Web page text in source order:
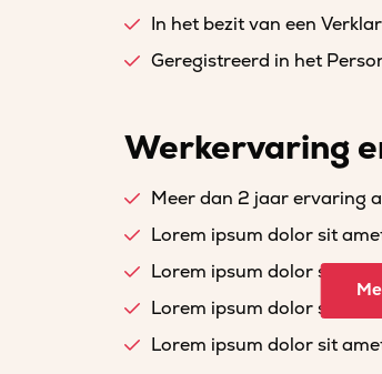
In het bezit van een
Geregistreerd in het
Werkervaring
Meer dan 2 jaar ervaring
Lorem ipsum dolor sit
Lorem ipsum dolor sit
Lorem ipsum dolor sit
Lorem ipsum dolor sit